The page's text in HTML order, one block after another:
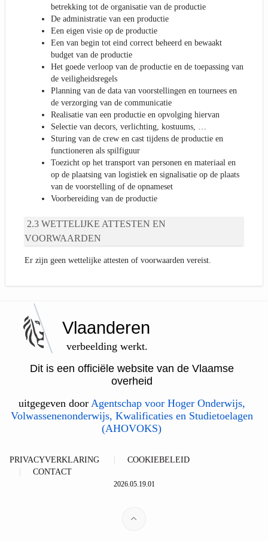
betrekking tot de organisatie van de productie
De administratie van een productie
Een eigen visie op de productie
Een van begin tot eind correct beheerd en bewaakt
budget van de productie
Het goede verloop van de productie en de toepassing van
de veiligheidsregels
Planning van de data van voorstellingen en tournees en
de verzorging van de communicatie
Realisatie van een productie en opvolging hiervan
Selectie van decors, verlichting, kostuums, …
Sturing van de crew en cast tijdens de productie en
functioneren als spilfiguur
Toezicht op het transport van personen en materiaal en
op de plaatsing van logistiek en signalisatie op de plaats
van de voorstelling of de opnameset
Voorbereiding van de productie
WETTELIJKE ATTESTEN EN
VOORWAARDEN
Er zijn geen wettelijke attesten of voorwaarden vereist.
Vlaanderen
verbeelding werkt.
Dit is een officiële website van de Vlaamse
overheid
uitgegeven door Agentschap voor Hoger Onderwijs,
Volwassenenonderwijs, Kwalificaties en Studietoelagen
(AHOVOKS)
PRIVACYVERKLARING
COOKIEBELEID
CONTACT
2026.05.19.01